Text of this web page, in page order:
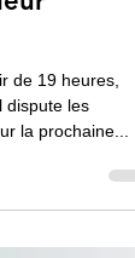
Coupe
France
de 19 heures,